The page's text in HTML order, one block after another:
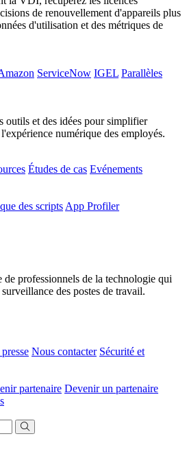
de renouvellement d'appareils plus
d'utilisation et des métriques de
ServiceNow IGEL Parallèles
outils et des idées pour simplifier
numérique des employés.
Études de cas Evénements
des scripts App Profiler
professionnels de la technologie qui
des postes de travail.
Nous contacter Sécurité et
partenaire Devenir un partenaire